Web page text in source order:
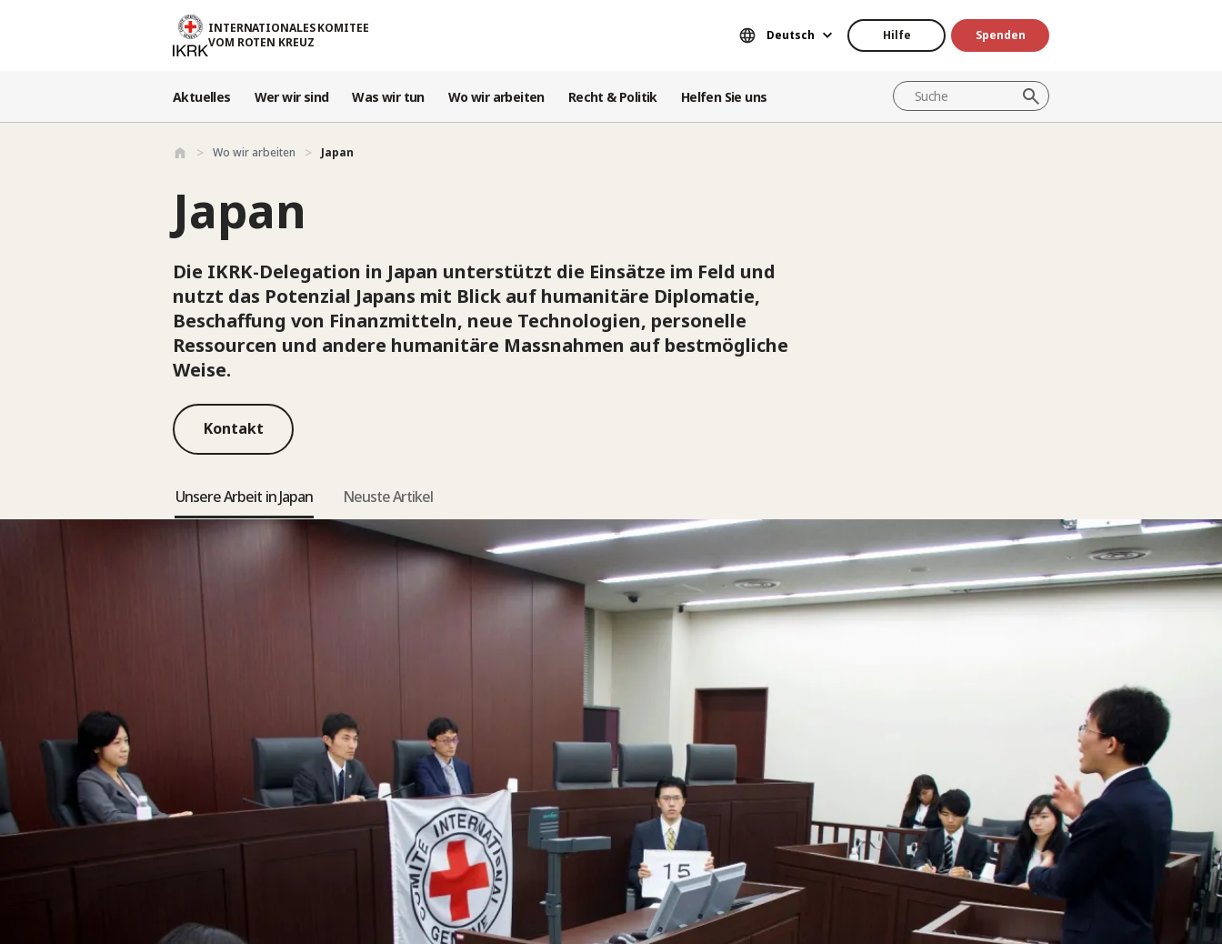
INTERNATIONALES KOMITEE
VOM ROTEN KREUZ
Deutsch Hilfe Spenden
Aktuelles Wer wir sind Was wir tun Wo wir arbeiten Recht & Politik Helfen Sie uns
Wo wir arbeiten Japan
Japan
Die IKRK-Delegation in Japan unterstützt die Einsätze im Feld und
nutzt das Potenzial Japans mit Blick auf humanitäre Diplomatie,
Beschaffung von Finanzmitteln, neue Technologien, personelle
Ressourcen und andere humanitäre Massnahmen auf bestmögliche
Weise.
Kontakt
Unsere Arbeit in Japan Neuste Artikel